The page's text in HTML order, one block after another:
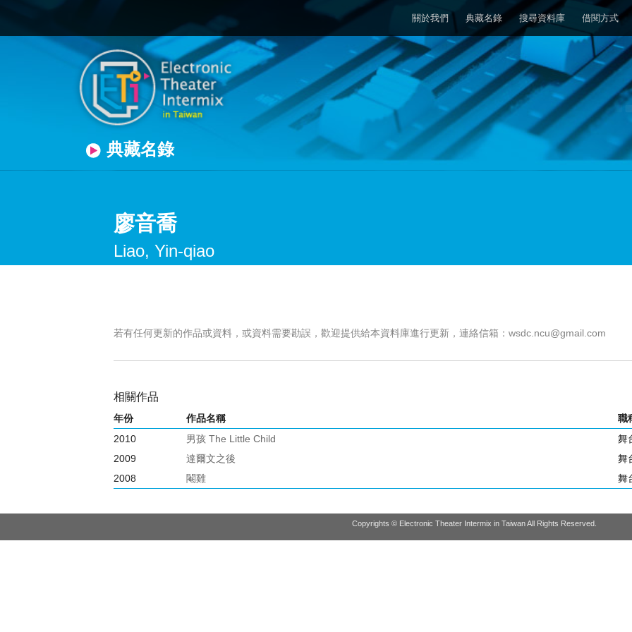
關於我們 典藏名錄 搜尋資料庫 借閱方式
典藏名錄
廖音喬
Liao, Yin-qiao
若有任何更新的作品或資料，或資料需要勘誤，歡迎提供給本資料庫進行更新，連絡信箱：wsdc.ncu@gmail.com
相關作品
年份 作品名稱
職
2010
男孩 The Little Child
舞
2009
達爾文之後
舞
2008
閹雞 舞
Copyrights © Electronic Theater Intermix in Taiwan All Rights Reserved.